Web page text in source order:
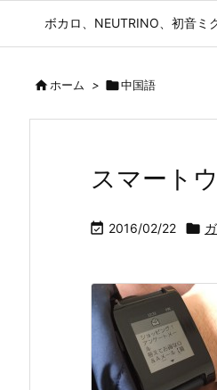
ボカロ、NEUTRINO、初音ミ
ホーム > 中国語
スマート
 2016/02/22 